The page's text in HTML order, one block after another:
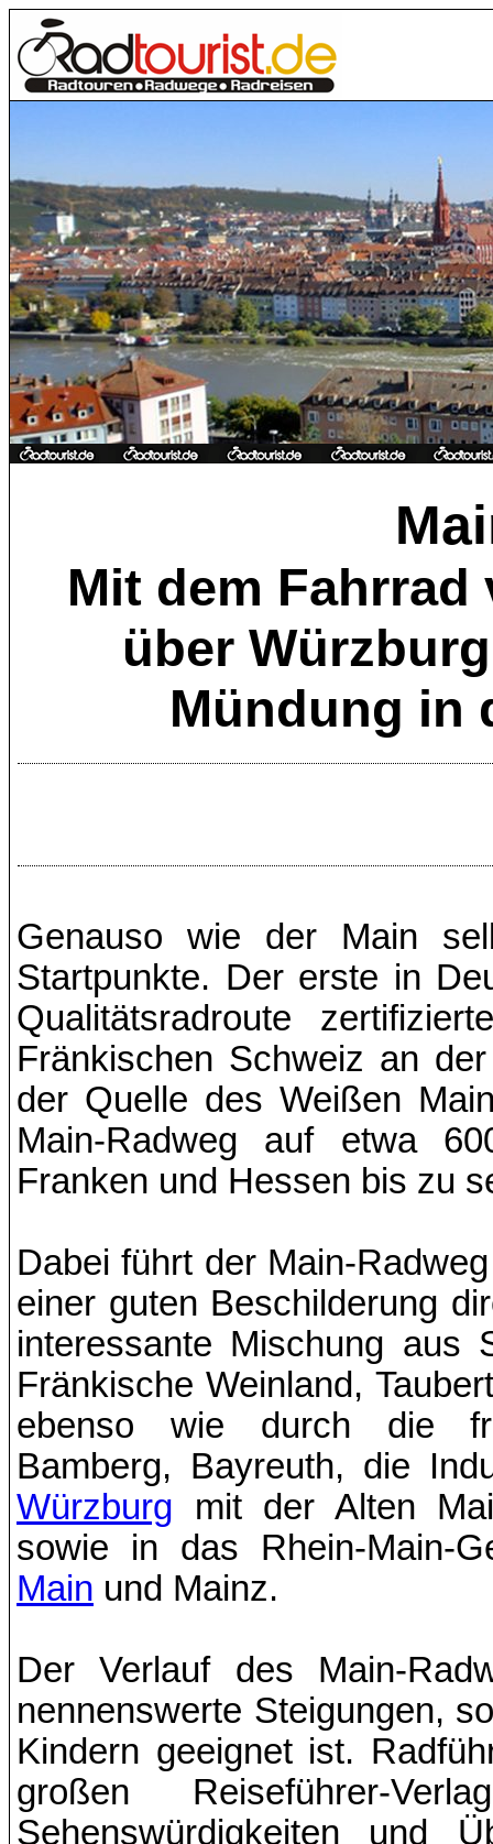
Mit dem Fahrrad
über
Mündung in
Genauso wie der Main
Startpunkte. Der erste in
Qualitätsradroute
Fränkischen Schweiz an
der Quelle des Weißen
Main-Radweg auf etwa
Franken und Hessen bis zu
Dabei führt der Main-
einer guten Beschilderung
interessante Mischung aus
Fränkische Weinland,
ebenso wie durch die
Bamberg, Bayreuth, die
Würzburg mit der Alten
sowie in das Rhein-Main-
Main und Mainz.
Der Verlauf des Main-
nennenswerte Steigungen,
Kindern geeignet ist.
großen Reiseführer-
Sehenswürdigkeiten und